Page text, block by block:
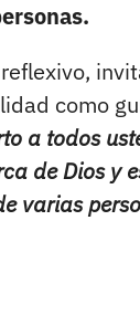
como
a todos
de Dios y
varias